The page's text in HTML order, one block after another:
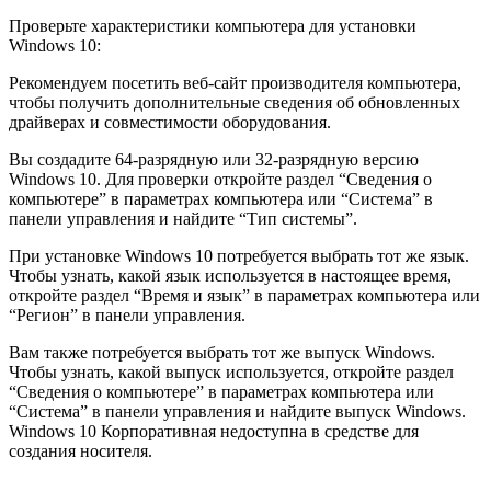
Проверьте характеристики компьютера для установки
Windows 10:
Рекомендуем посетить веб-сайт производителя компьютера,
чтобы получить дополнительные сведения об обновленных
драйверах и совместимости оборудования.
Вы создадите 64-разрядную или 32-разрядную версию
Windows 10. Для проверки откройте раздел “Сведения о
компьютере” в параметрах компьютера или “Система” в
панели управления и найдите “Тип системы”.
При установке Windows 10 потребуется выбрать тот же язык.
Чтобы узнать, какой язык используется в настоящее время,
откройте раздел “Время и язык” в параметрах компьютера или
“Регион” в панели управления.
Вам также потребуется выбрать тот же выпуск Windows.
Чтобы узнать, какой выпуск используется, откройте раздел
“Сведения о компьютере” в параметрах компьютера или
“Система” в панели управления и найдите выпуск Windows.
Windows 10 Корпоративная недоступна в средстве для
создания носителя.